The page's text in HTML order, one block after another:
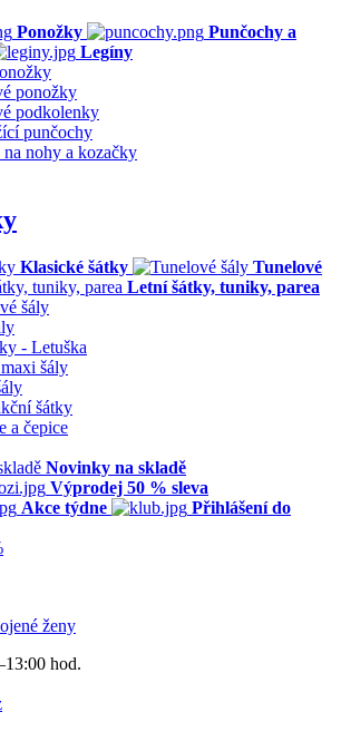
Ponožky
Punčochy a
Legíny
ponožky
podkolenky
punčochy
nohy a kozačky
Klasické šátky
Tunelové
Letní šátky, tuniky, parea
šály
- Letuška
šály
šátky
a čepice
Novinky na skladě
Výprodej 50 % sleva
Akce týdne
Přihlášení do
ženy
hod.